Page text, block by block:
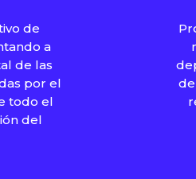
de
a
de las
por el
todo el
del